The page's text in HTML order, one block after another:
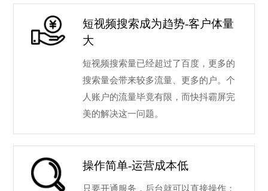
短视频搜索成为趋势-客户体量
大
短视频搜索量已经超过了百度，更多的
搜索量会带来较多流量、更多的户。个
人账户的流量毕竟有限，而快抖霸屏完
美的解决这一问题。
操作简单-运营成本低
只要开通服务，后台就可以直接操作；